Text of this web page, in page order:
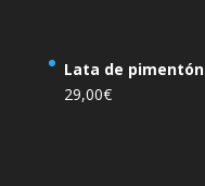
Lata de pimentón
29,00€